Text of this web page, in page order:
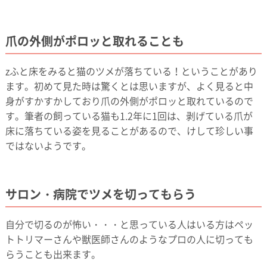
爪の外側がポロッと取れることも
zふと床をみると猫のツメが落ちている！ということがあり
ます。初めて見た時は驚くとは思いますが、よく見ると中
身がすかすかしており爪の外側がポロッと取れているので
す。筆者の飼っている猫も1.2年に1回は、剥げている爪が
床に落ちている姿を見ることがあるので、けして珍しい事
ではないようです。
サロン・病院でツメを切ってもらう
自分で切るのが怖い・・・と思っている人はいる方はペッ
トトリマーさんや獣医師さんのようなプロの人に切っても
らうことも出来ます。